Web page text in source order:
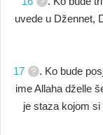
uvede u Džennet,
17
. Ko bude
ime Allaha dželle
je staza kojom